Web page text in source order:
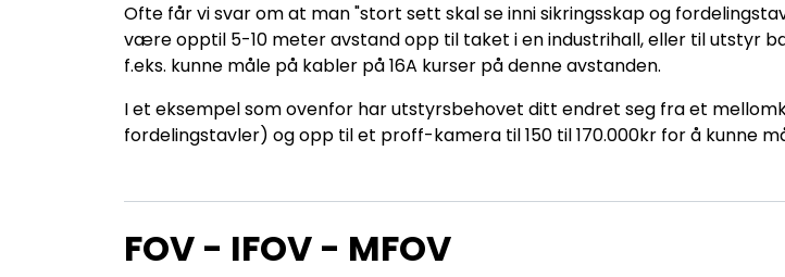
Ofte får vi svar om at man "stort sett skal se inni sikringsskap og
være opptil 5-10 meter avstand opp til taket i en industrihall, eller til utstyr
f.eks. kunne måle på kabler på 16A kurser på denne avstanden.
I et eksempel som ovenfor har utstyrsbehovet ditt endret seg fra et
fordelingstavler) og opp til et proff-kamera til 150 til 170.000kr for å kunne
FOV - IFOV - MFOV